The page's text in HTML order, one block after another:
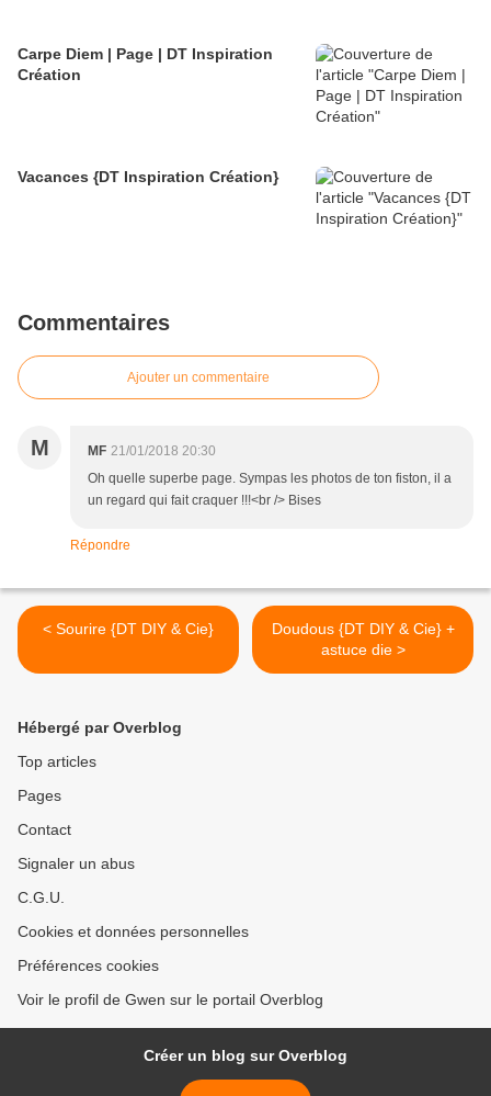
Carpe Diem | Page | DT Inspiration
Création
Vacances {DT Inspiration Création}
Commentaires
Ajouter un commentaire
M MF 21/01/2018 20:30
Oh quelle superbe page. Sympas les photos de ton fiston, il a
un regard qui fait craquer !!!<br /> Bises
Répondre
< Sourire {DT DIY & Cie}
Doudous {DT DIY & Cie} +
astuce die >
Hébergé par Overblog
Top articles
Pages
Contact
Signaler un abus
C.G.U.
Cookies et données personnelles
Préférences cookies
Voir le profil de Gwen sur le portail Overblog
Créer un blog sur Overblog